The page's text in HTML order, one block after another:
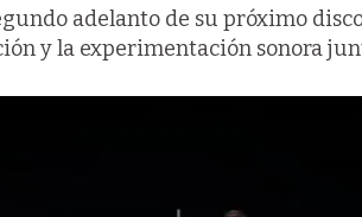
adelanto de su próximo
y la experimentación sonora